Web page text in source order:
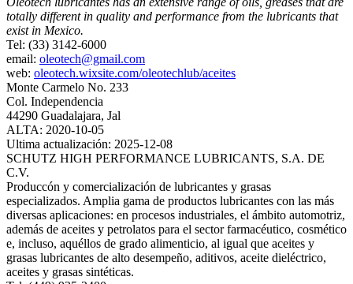
totally different in quality and performance from the lubricants that
exist in Mexico.
Tel: (33) 3142-6000
email: oleotech@gmail.com
web: oleotech.wixsite.com/oleotechlub/aceites
Monte Carmelo No. 233
Col. Independencia
44290 Guadalajara, Jal
ALTA: 2020-10-05
Ultima actualización: 2025-12-08
SCHUTZ HIGH PERFORMANCE LUBRICANTS, S.A. DE
C.V.
Produccón y comercialización de lubricantes y grasas
especializados. Amplia gama de productos lubricantes con las más
diversas aplicaciones: en procesos industriales, el ámbito automotriz,
además de aceites y petrolatos para el sector farmacéutico, cosmético
e, incluso, aquéllos de grado alimenticio, al igual que aceites y
grasas lubricantes de alto desempeño, aditivos, aceite dieléctrico,
aceites y grasas sintéticas.